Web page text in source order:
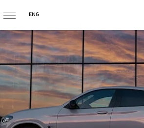
ENG